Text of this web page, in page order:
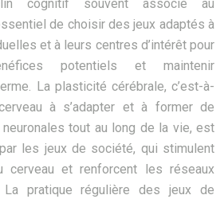
cognitif souvent associé au
de choisir des jeux adaptés à
et à leurs centres d’intérêt pour
potentiels et maintenir
La plasticité cérébrale, c’est-à-
à s’adapter et à former de
tout au long de la vie, est
les jeux de société, qui stimulent
cerveau et renforcent les réseaux
La pratique régulière des jeux de